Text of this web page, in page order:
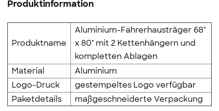
Produktinformation
Produktname
Aluminium-Fahrerhausträger 68"
x 80" mit 2 Kettenhängern und
kompletten Ablagen
Material
Aluminium
Logo-Druck
gestempeltes Logo verfügbar
Paketdetails
maßgeschneiderte Verpackung